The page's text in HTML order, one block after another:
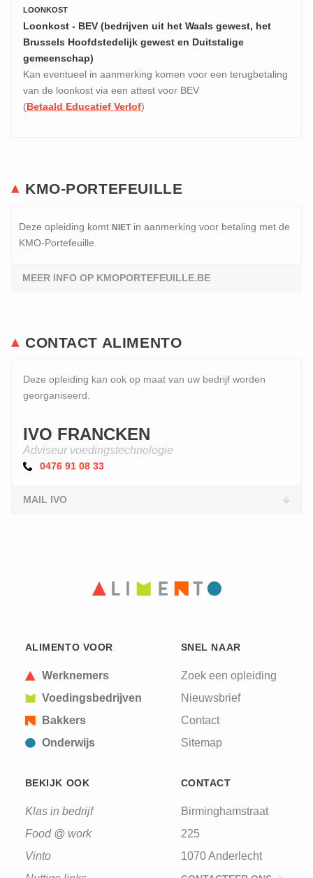
LOONKOST
Loonkost - BEV (bedrijven uit het Waals gewest, het
Brussels Hoofdstedelijk gewest en Duitstalige
gemeenschap)
Kan eventueel in aanmerking komen voor een terugbetaling
van de loonkost via een attest voor BEV
(Betaald Educatief Verlof)
KMO-PORTEFEUILLE
Deze opleiding komt NIETin aanmerking voor betaling met de
KMO-Portefeuille.
MEER INFO OP KMOPORTEFEUILLE.BE
CONTACT ALIMENTO
Deze opleiding kan ook op maat van uw bedrijf worden
georganiseerd.
IVO FRANCKEN
Adviseur voedingstechnologie
0476 91 08 33
MAIL IVO
ALIMENTO VOOR
Werknemers
Voedingsbedrijven
Bakkers
Onderwijs
SNEL NAAR
Zoek een opleiding
Nieuwsbrief
Contact
Sitemap
BEKIJK OOK
Klas in bedrijf
Food @ work
Vinto
CONTACT
Birminghamstraat
225
1070 Anderlecht